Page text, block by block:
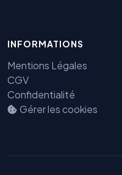
INFORMATIONS
Mentions Légales
CGV
Confidentialité
Gérer les cookies